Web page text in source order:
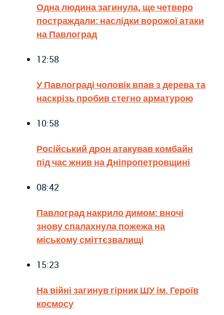
Одна людина загинула, ще четверо
постраждали: наслідки ворожої атаки
на Павлоград
12:58
У Павлограді чоловік впав з дерева та
наскрізь пробив стегно арматурою
10:58
Російський дрон атакував комбайн
під час жнив на Дніпропетровщині
08:42
Павлоград накрило димом: вночі
знову спалахнула пожежа на
міському сміттєзвалищі
15:23
На війні загинув гірник ШУ ім. Героїв
космосу